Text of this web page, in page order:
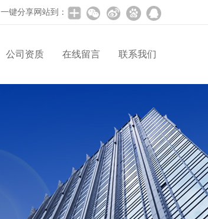
一键分享网站到：
公司资质 在线留言 联系我们